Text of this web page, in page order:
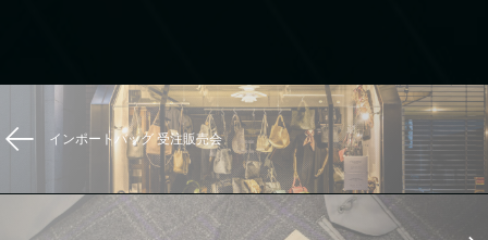
インポートバッグ 受注販売会